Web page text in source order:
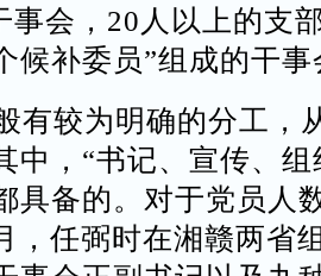
事会，20人以上的支
候补委员”组成的干事
有较为明确的分工，
中，“书记、宣传、
具备的。对于党员人
，任弼时在湘赣两省